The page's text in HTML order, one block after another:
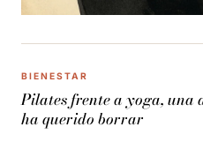
BIENESTAR
Pilates frente a yoga, una
ha querido borrar